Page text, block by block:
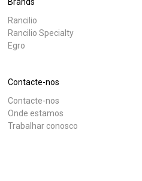
Rancilio
Rancilio Specialty
Egro
Contacte-nos
Contacte-nos
Onde estamos
Trabalhar conosco